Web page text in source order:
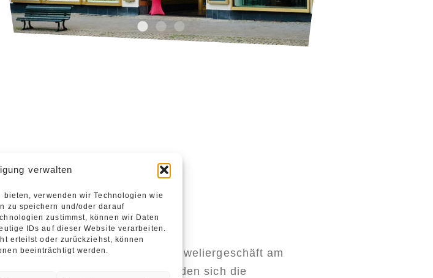
verwalten
verwenden wir Technologien wie
zu speichern und/oder darauf
zustimmst, können wir Daten
IDs auf dieser Website verarbeiten.
erteilst oder zurückziehst, können
beeinträchtigt werden.
Seit 1889 das führende Juweliergeschäft am
Markt. Im Brose Hof befinden sich die